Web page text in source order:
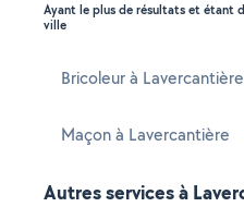
Ayant le plus de résultats et étant
ville
Bricoleur à Lavercantière
Maçon à Lavercantière
Autres services à